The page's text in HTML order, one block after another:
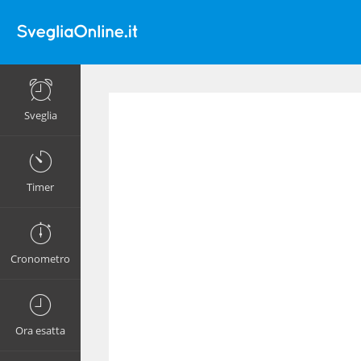
Sveglia
Timer
Cronometro
Ora esatta